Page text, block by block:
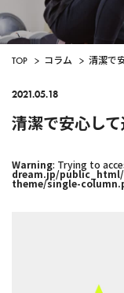
TOP > コラム > 清潔で
2021.05.18
清潔で安心し
Warning: Trying to
dream.jp/
theme/single-